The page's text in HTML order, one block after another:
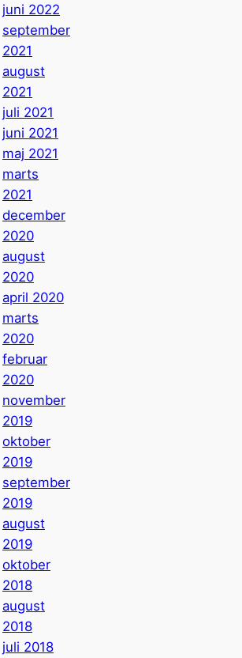
juni 2022
september
2021
august
2021
juli 2021
juni 2021
maj 2021
marts
2021
december
2020
august
2020
april 2020
marts
2020
februar
2020
november
2019
oktober
2019
september
2019
august
2019
oktober
2018
august
2018
juli 2018